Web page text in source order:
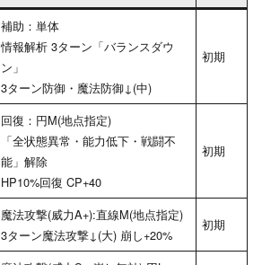
補助：単体
情報解析 3ターン「バランスダウ
ン」
3ターン防御・魔法防御↓(中)
初期
回復：円M(地点指定)
「全状態異常・能力低下・戦闘不
能」解除
HP10%回復 CP+40
初期
魔法攻撃(威力A+):直線M(地点指定)
3ターン魔法攻撃↓(大) 崩し+20%
初期